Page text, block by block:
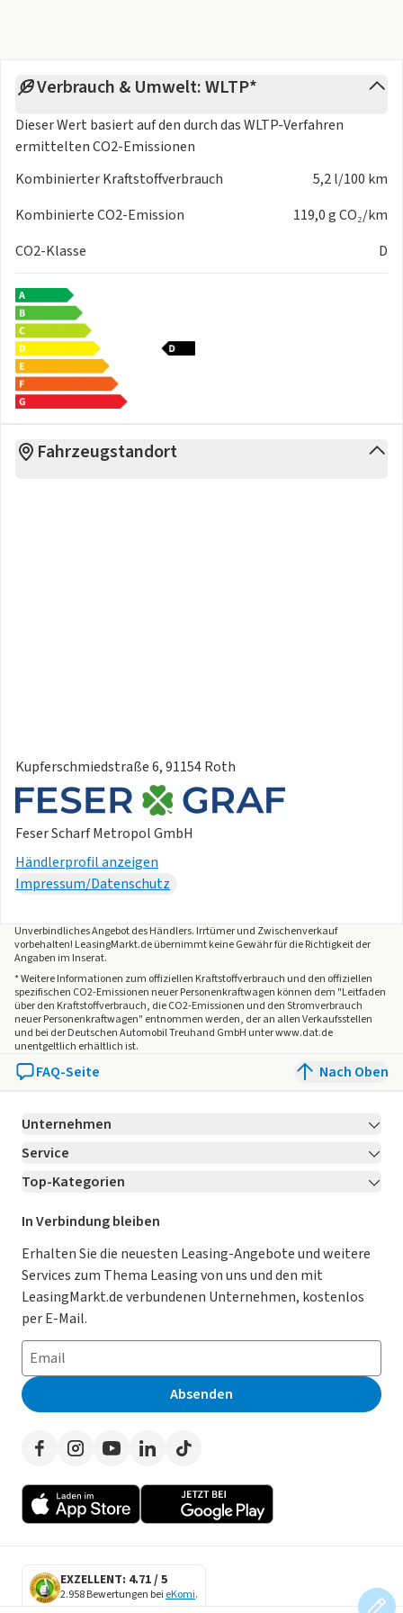
Verbrauch & Umwelt: WLTP*
Dieser Wert basiert auf den durch dasWLTP-Verfahren
ermittelten CO2-Emissionen
Kombinierter Kraftstoffverbrauch
5,2 l/100 km
Kombinierte CO2-Emission
119,0 g CO₂/km
CO2-Klasse
D
Fahrzeugstandort
Kupferschmiedstraße 6, 91154 Roth
Feser Scharf Metropol GmbH
Händlerprofil anzeigen
Impressum/Datenschutz
Unverbindliches Angebot desHändlers. Irrtümer und Zwischenverkauf
vorbehalten! LeasingMarkt.de übernimmt keine Gewähr für die Richtigkeit der
Angaben im Inserat.
* Weitere Informationen zum offiziellen Kraftstoffverbrauch und den offiziellen
spezifischen CO2-Emissionen neuer Personenkraftwagen können dem "Leitfaden
über den Kraftstoffverbrauch, die CO2-Emissionen und den Stromverbrauch
neuer Personenkraftwagen" entnommen werden, der an allen Verkaufsstellen
und bei der Deutschen Automobil Treuhand GmbH unter www.dat.de
unentgeltlich erhältlich ist.
FAQ-Seite Nach Oben
Unternehmen
Über LeasingMarkt.de
Karriere Jetzt bewerben!
Für Händler
Kooperation mit AutoScout24
AGB
Datenschutz
Impressum
Erklärung zur Barrierefreiheit
Presse
Service
Kontakt
Ratgeber
Magazin
Datenschutz-Einstellungen
So funktioniert’s
Häufig gestellte Fragen
Leasing-Lexikon
Auto-Tests
Werben auf LeasingMarkt.de
Top-Kategorien
Leasing Deals
Gebrauchtwagen Leasing
Leasing ohne Anzahlung
E-Auto Leasing
Privatleasing
Leasing-Vergleiche
Herstellerverzeichnis
Händlerverzeichnis
In Verbindung bleiben
Erhalten Sie die neuesten Leasing-Angebote und weitere
Services zum Thema Leasing von uns und den mit
LeasingMarkt.de verbundenen Unternehmen, kostenlos
per E-Mail.
Absenden
EXZELLENT: 4.71 / 5
2.958 Bewertungen bei eKomi.